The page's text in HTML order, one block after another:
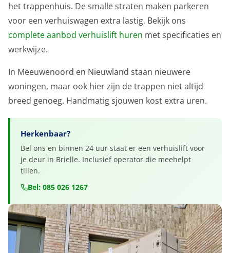
het trappenhuis. De smalle straten maken parkeren
voor een verhuiswagen extra lastig. Bekijk ons
complete aanbod verhuislift huren met specificaties en
werkwijze.
In Meeuwenoord en Nieuwland staan nieuwere
woningen, maar ook hier zijn de trappen niet altijd
breed genoeg. Handmatig sjouwen kost extra uren.
Herkenbaar?
Bel ons en binnen 24 uur staat er een verhuislift voor
je deur in Brielle. Inclusief operator die meehelpt
tillen.
Bel: 085 026 1267